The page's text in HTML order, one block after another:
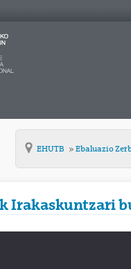
EHUTB Ebaluazio
Irakaskuntzari